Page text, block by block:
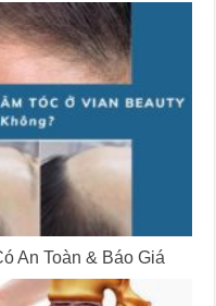
An Toàn & Báo Giá